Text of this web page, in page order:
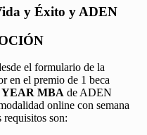
y Éxito y ADEN
el formulario de la
en el premio de 1 beca
YEAR MBA de ADEN
online con semana
requisitos son: